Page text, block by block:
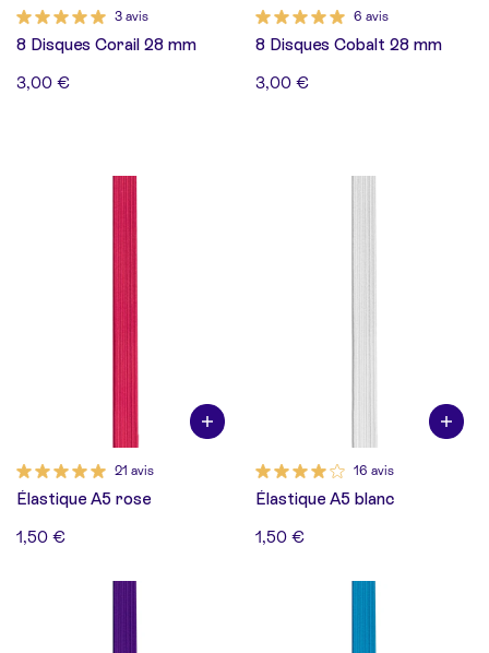
3 avis
8 Disques Corail 28 mm
3,00 €
6 avis
8 Disques Cobalt 28 mm
3,00 €
21 avis
Élastique A5 rose
1,50 €
16 avis
Élastique A5 blanc
1,50 €